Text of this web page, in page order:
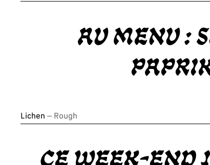
Au menu :
Lichen — Rough